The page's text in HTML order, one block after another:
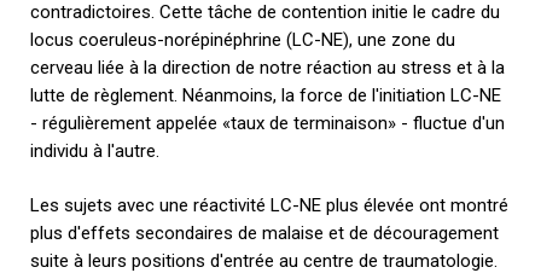
contradictoires. Cette tâche de contention initie le cadre du
locus coeruleus-norépinéphrine (LC-NE), une zone du
cerveau liée à la direction de notre réaction au stress et à la
lutte de règlement. Néanmoins, la force de l'initiation LC-NE
- régulièrement appelée «taux de terminaison» - fluctue d'un
individu à l'autre.
Les sujets avec une réactivité LC-NE plus élevée ont montré
plus d'effets secondaires de malaise et de découragement
suite à leurs positions d'entrée au centre de traumatologie.